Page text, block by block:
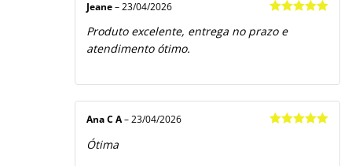
de 5
Jeane – 23/04/2026
Produto excelente, entrega no prazo e
atendimento ótimo.
Ana C A– 23/04/2026
Ótima